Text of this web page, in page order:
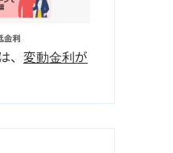
、 変動金利が